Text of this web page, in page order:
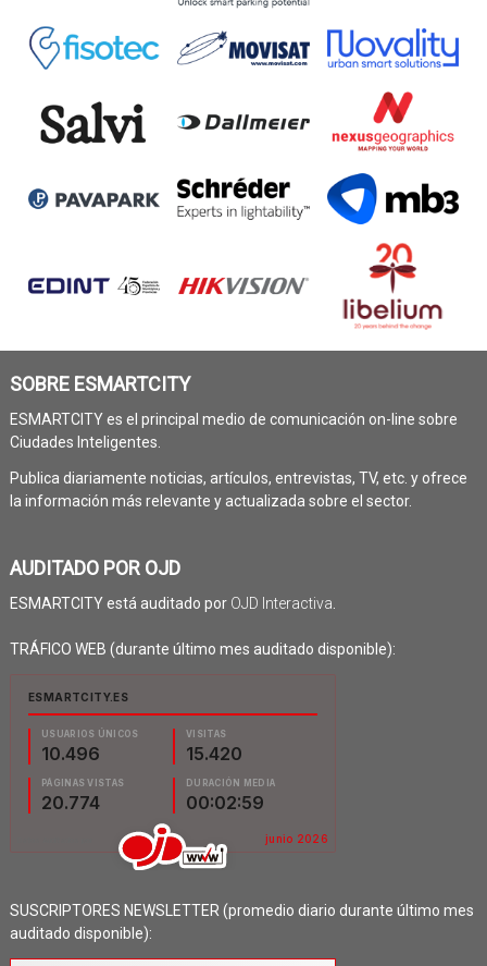
SOBRE ESMARTCITY
ESMARTCITY es el principal medio de comunicación on-line sobre
Ciudades Inteligentes.
Publica diariamente noticias, artículos, entrevistas, TV, etc. y ofrece
la información más relevante y actualizada sobre el sector.
AUDITADO POR OJD
ESMARTCITY está auditado por OJD Interactiva.
TRÁFICO WEB (durante último mes auditado disponible):
SUSCRIPTORES NEWSLETTER (promedio diario durante último mes
auditado disponible):